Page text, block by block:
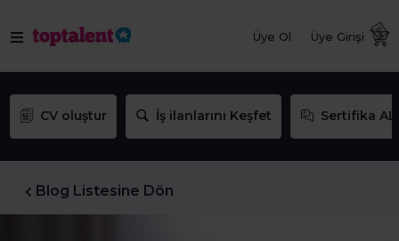
Üye Ol Üye Girişi
CV oluştur İş ilanlarını Keşfet Sertifika AL
Blog Listesine Dön